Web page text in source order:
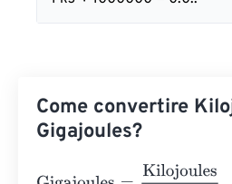
Come convertire
Gigajoules?
Gigajoules Kilojoules1000000